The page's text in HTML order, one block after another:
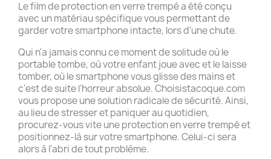
Le film de protection en verre trempé a été conçu
avec un matériau spécifique vous permettant de
garder votre smartphone intacte, lors d'une chute.
Qui n'a jamais connu ce moment de solitude où le
portable tombe, où votre enfant joue avec et le laisse
tomber, où le smartphone vous glisse des mains et
c'est de suite l'horreur absolue. Choisistacoque.com
vous propose une solution radicale de sécurité. Ainsi,
au lieu de stresser et paniquer au quotidien,
procurez-vous vite une protection en verre trempé et
positionnez-là sur votre smartphone. Celui-ci sera
alors à l'abri de tout problème.